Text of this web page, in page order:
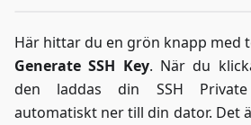
Här hittar du en grön knapp med
Generate SSH Key. När du
den laddas din SSH
automatiskt ner till din dator. Det